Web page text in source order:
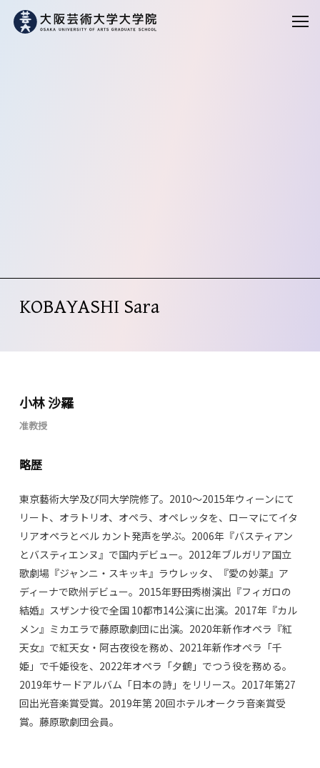
KOBAYASHI Sara
小林 沙羅
准教授
略歴
東京藝術大学及び同大学院修了。2010〜2015年ウィーンにて
リート、オラトリオ、オペラ、オペレッタを、ローマにてイタ
リアオペラとベル カント発声を学ぶ。2006年『バスティアン
とバスティエンヌ』で国内デビュー。2012年ブルガリア国立
歌劇場『ジャンニ・スキッキ』ラウレッタ、『愛の妙薬』ア
ディーナで欧州デビュー。2015年野田秀樹演出『フィガロの
結婚』スザンナ役で全国 10都市14公演に出演。2017年『カル
メン』ミカエラで藤原歌劇団に出演。2020年新作オペラ『紅
天女』で紅天女・阿古夜役を務め、2021年新作オペラ「千
姫」で千姫役を、2022年オペラ「夕鶴」でつう役を務める。
2019年サードアルバム「日本の詩」をリリース。2017年第27
回出光音楽賞受賞。2019年第 20回ホテルオークラ音楽賞受
賞。藤原歌劇団会員。